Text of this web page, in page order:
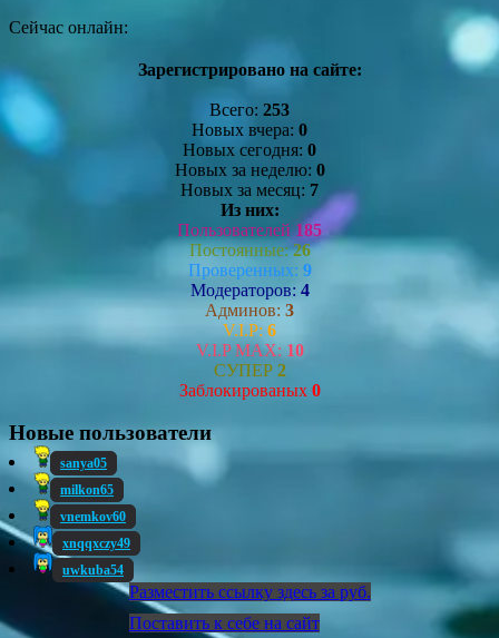
Сейчас онлайн:
Зарегистрировано на сайте:
Всего: 253
Новых вчера: 0
Новых сегодня: 0
Новых за неделю: 0
Новых за месяц: 7
Из них:
Пользователей185
Постоянные:26
Проверенных: 9
Модераторов: 4
Админов: 3
V.I.P: 6
V.I.P MAX: 10
СУПЕР 2
Заблокированых 0
Новые пользователи
sanya05
milkon65
vnemkov60
xnqqxczy49
uwkuba54
Разместить ссылку здесь за руб.
Поставить к себе на сайт